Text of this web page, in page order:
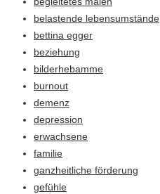
belastende lebensumstände
bettina egger
beziehung
bilderhebamme
burnout
demenz
depression
erwachsene
familie
ganzheitliche förderung
gefühle